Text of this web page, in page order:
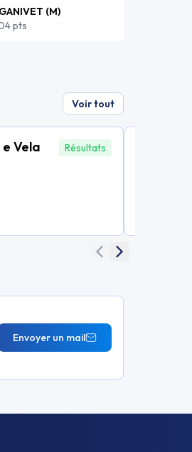
(M)
pts
Voir tout
Vela Résultats
Envoyer un mail